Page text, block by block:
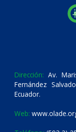
Dirección: Av.
Fernández
Ecuador.
Web: